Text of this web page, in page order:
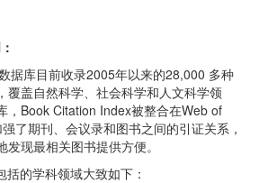
库目前收录2005年以来的28,000 多种
覆盖自然科学、社会科学和人文科学领
，Book Citation Index被整合在Web of
了期刊、会议录和图书之间的引证关系，
现最相关图书提供方便。
的学科领域大致如下：